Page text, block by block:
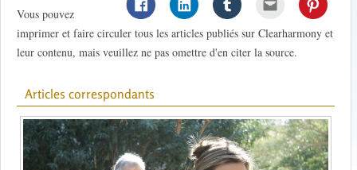
Vous pouvez
imprimer et faire circuler tous les articles publiés sur Clearharmony et
leur contenu, mais veuillez ne pas omettre d'en citer la source.
Articles correspondants